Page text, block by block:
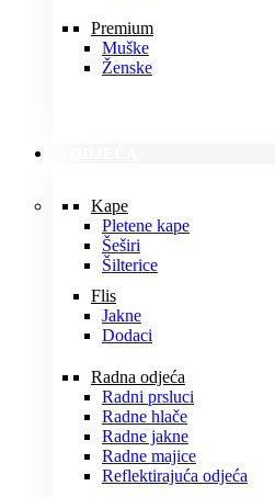
Premium
Muške
Ženske
Kape
Pletene kape
Šeširi
Šilterice
Flis
Jakne
Dodaci
Radna odjeća
Radni prsluci
Radne hlače
Radne jakne
Radne majice
Reflektirajuća odjeća